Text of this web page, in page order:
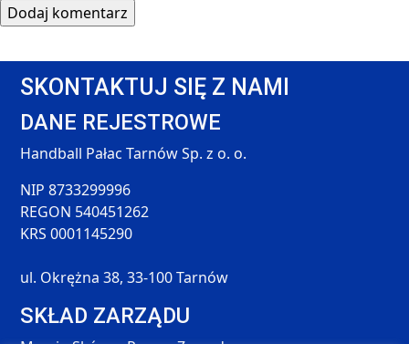
SKONTAKTUJ SIĘ Z NAMI
DANE REJESTROWE
Handball Pałac Tarnów Sp. z o. o.
NIP 8733299996
REGON 540451262
KRS 0001145290
ul. Okrężna 38, 33-100 Tarnów
SKŁAD ZARZĄDU